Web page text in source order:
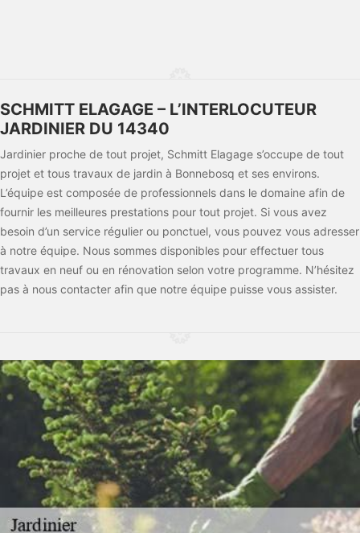
SCHMITT ELAGAGE – L’INTERLOCUTEUR
JARDINIER DU 14340
Jardinier proche de tout projet, Schmitt Elagage s’occupe de tout
projet et tous travaux de jardin à Bonnebosq et ses environs.
L’équipe est composée de professionnels dans le domaine afin de
fournir les meilleures prestations pour tout projet. Si vous avez
besoin d’un service régulier ou ponctuel, vous pouvez vous adresser
à notre équipe. Nous sommes disponibles pour effectuer tous
travaux en neuf ou en rénovation selon votre programme. N’hésitez
pas à nous contacter afin que notre équipe puisse vous assister.